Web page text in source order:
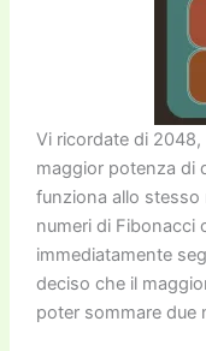
Vi ricordate di
maggior potenza di
funziona allo
numeri di Fibonacci
immediatamente
deciso che il
poter sommare due